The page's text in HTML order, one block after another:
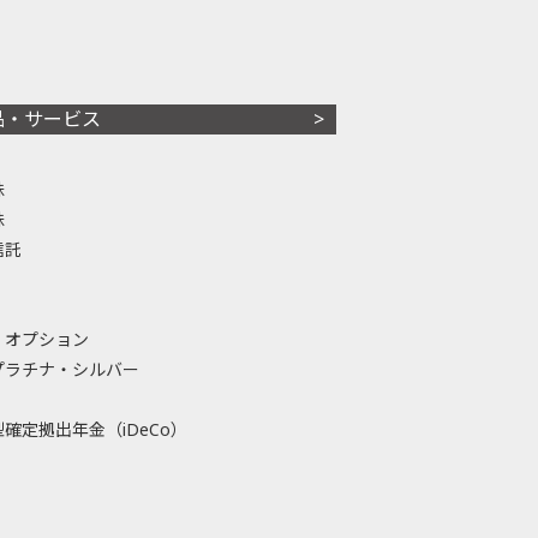
・サービス
託
プション
ラチナ・シルバー
定拠出年金（iDeCo）